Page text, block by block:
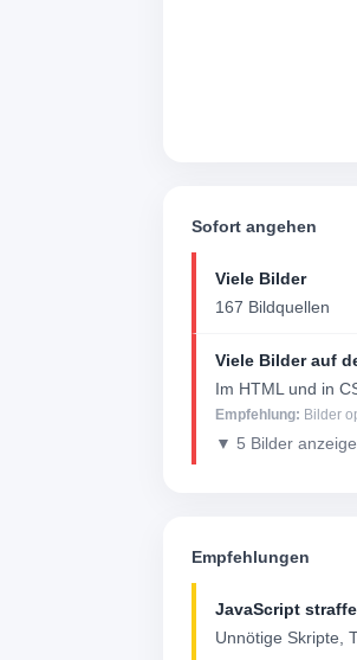
Sofort angehen
Viele Bilder
167 Bildquellen
Viele Bilder auf
Im HTML und in
Empfehlung: Bilder
▼ 5 Bilder
Empfehlungen
JavaScript
Unnötige Skripte,